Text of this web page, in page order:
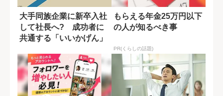
大手同族企業に新卒入社
して社長へ? 成功者に
共通する「いいかげん」
もらえる年金25万円以下
の人が知るべき事
PR(くらしの話題)